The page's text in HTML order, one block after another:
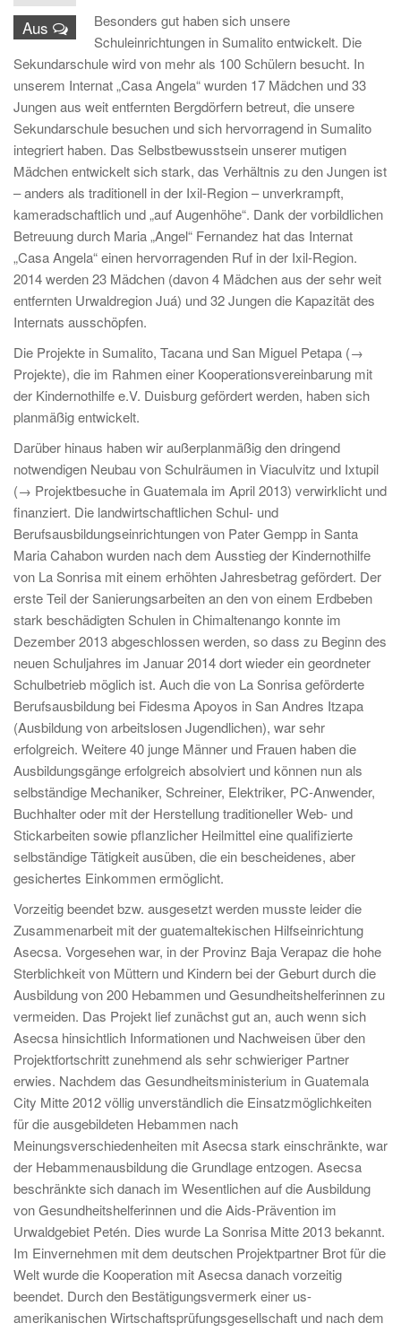
Aus
Besonders gut haben sich unsere
Schuleinrichtungen in Sumalito entwickelt. Die
Sekundarschule wird von mehr als 100 Schülern besucht. In
unserem Internat „Casa Angela“ wurden 17 Mädchen und 33
Jungen aus weit entfernten Bergdörfern betreut, die unsere
Sekundarschule besuchen und sich hervorragend in Sumalito
integriert haben. Das Selbstbewusstsein unserer mutigen
Mädchen entwickelt sich stark, das Verhältnis zu den Jungen ist
– anders als traditionell in der Ixil-Region – unverkrampft,
kameradschaftlich und „auf Augenhöhe“. Dank der vorbildlichen
Betreuung durch Maria „Angel“ Fernandez hat das Internat
„Casa Angela“ einen hervorragenden Ruf in der Ixil-Region.
2014 werden 23 Mädchen (davon 4 Mädchen aus der sehr weit
entfernten Urwaldregion Juá) und 32 Jungen die Kapazität des
Internats ausschöpfen.
Die Projekte in Sumalito, Tacana und San Miguel Petapa (→
Projekte), die im Rahmen einer Kooperationsvereinbarung mit
der Kindernothilfe e.V. Duisburg gefördert werden, haben sich
planmäßig entwickelt.
Darüber hinaus haben wir außerplanmäßig den dringend
notwendigen Neubau von Schulräumen in Viaculvitz und Ixtupil
(→ Projektbesuche in Guatemala im April 2013) verwirklicht und
finanziert. Die landwirtschaftlichen Schul- und
Berufsausbildungseinrichtungen von Pater Gempp in Santa
Maria Cahabon wurden nach dem Ausstieg der Kindernothilfe
von La Sonrisa mit einem erhöhten Jahresbetrag gefördert. Der
erste Teil der Sanierungsarbeiten an den von einem Erdbeben
stark beschädigten Schulen in Chimaltenango konnte im
Dezember 2013 abgeschlossen werden, so dass zu Beginn des
neuen Schuljahres im Januar 2014 dort wieder ein geordneter
Schulbetrieb möglich ist. Auch die von La Sonrisa geförderte
Berufsausbildung bei Fidesma Apoyos in San Andres Itzapa
(Ausbildung von arbeitslosen Jugendlichen), war sehr
erfolgreich. Weitere 40 junge Männer und Frauen haben die
Ausbildungsgänge erfolgreich absolviert und können nun als
selbständige Mechaniker, Schreiner, Elektriker, PC-Anwender,
Buchhalter oder mit der Herstellung traditioneller Web- und
Stickarbeiten sowie pflanzlicher Heilmittel eine qualifizierte
selbständige Tätigkeit ausüben, die ein bescheidenes, aber
gesichertes Einkommen ermöglicht.
Vorzeitig beendet bzw. ausgesetzt werden musste leider die
Zusammenarbeit mit der guatemaltekischen Hilfseinrichtung
Asecsa. Vorgesehen war, in der Provinz Baja Verapaz die hohe
Sterblichkeit von Müttern und Kindern bei der Geburt durch die
Ausbildung von 200 Hebammen und Gesundheitshelferinnen zu
vermeiden. Das Projekt lief zunächst gut an, auch wenn sich
Asecsa hinsichtlich Informationen und Nachweisen über den
Projektfortschritt zunehmend als sehr schwieriger Partner
erwies. Nachdem das Gesundheitsministerium in Guatemala
City Mitte 2012 völlig unverständlich die Einsatzmöglichkeiten
für die ausgebildeten Hebammen nach
Meinungsverschiedenheiten mit Asecsa stark einschränkte, war
der Hebammenausbildung die Grundlage entzogen. Asecsa
beschränkte sich danach im Wesentlichen auf die Ausbildung
von Gesundheitshelferinnen und die Aids-Prävention im
Urwaldgebiet Petén. Dies wurde La Sonrisa Mitte 2013 bekannt.
Im Einvernehmen mit dem deutschen Projektpartner Brot für die
Welt wurde die Kooperation mit Asecsa danach vorzeitig
beendet. Durch den Bestätigungsvermerk einer us-
amerikanischen Wirtschaftsprüfungsgesellschaft und nach dem